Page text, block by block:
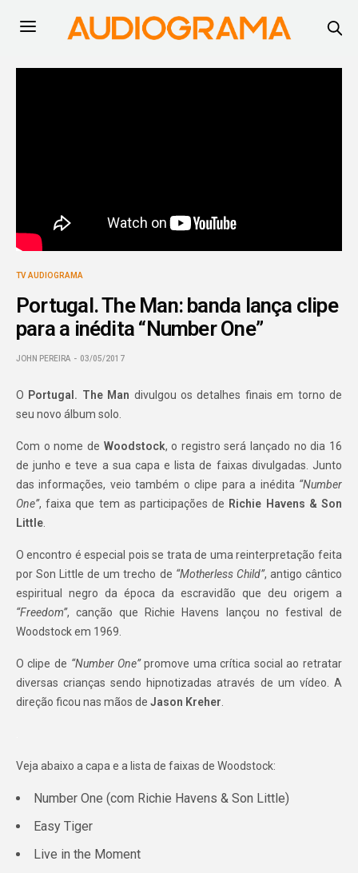
TV AUDIOGRAMA
Portugal. The Man: banda lança clipe
para a inédita “Number One”
JOHN PEREIRA 03/05/2017
O Portugal. The Man divulgou os detalhes finais em torno de
seu novo álbum solo.
Com o nome de Woodstock, o registro será lançado no dia 16
de junho e teve a sua capa e lista de faixas divulgadas. Junto
das informações, veio também o clipe para a inédita “Number
One”, faixa que tem as participações de Richie Havens & Son
Little.
O encontro é especial pois se trata de uma reinterpretação feita
por Son Little de um trecho de “Motherless Child”, antigo cântico
espiritual negro da época da escravidão que deu origem a
“Freedom”, canção que Richie Havens lançou no festival de
Woodstock em 1969.
O clipe de “Number One”promove uma crítica social ao retratar
diversas crianças sendo hipnotizadas através de um vídeo. A
direção ficou nas mãos deJason Kreher.
Veja abaixo a capa e a lista de faixas de Woodstock:
Number One (com Richie Havens & Son Little)
Easy Tiger
Live in the Moment